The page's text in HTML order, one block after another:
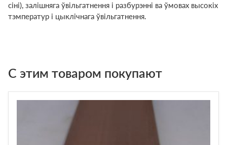
сіні), залішняга ўвільгатнення і разбурэнні ва ўмовах высокіх
тэмператур і цыклічнага ўвільгатнення.
С этим товаром покупают